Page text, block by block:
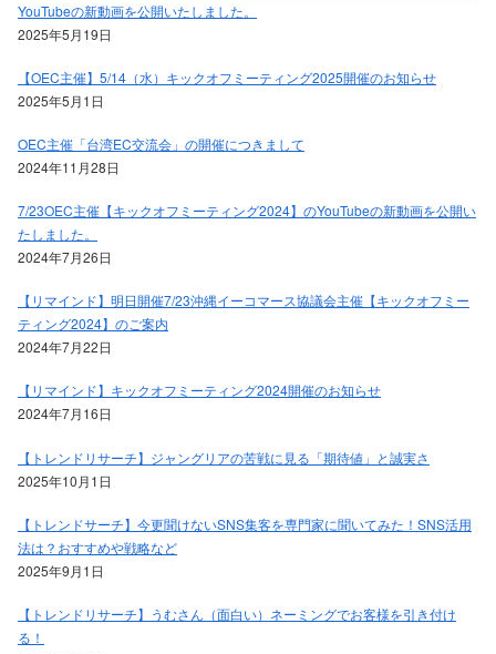
YouTubeの新動画を公開いたしました。
2025年5月19日
【OEC主催】5/14（水）キックオフミーティング2025開催のお知らせ
2025年5月1日
OEC主催「台湾EC交流会」の開催につきまして
2024年11月28日
7/23OEC主催【キックオフミーティング2024】のYouTubeの新動画を公開い
たしました。
2024年7月26日
【リマインド】明日開催7/23沖縄イーコマース協議会主催【キックオフミー
ティング2024】のご案内
2024年7月22日
【リマインド】キックオフミーティング2024開催のお知らせ
2024年7月16日
【トレンドリサーチ】ジャングリアの苦戦に見る「期待値」と誠実さ
2025年10月1日
【トレンドサーチ】今更聞けないSNS集客を専門家に聞いてみた！SNS活用
法は？おすすめや戦略など
2025年9月1日
【トレンドリサーチ】うむさん（面白い）ネーミングでお客様を引き付け
る！